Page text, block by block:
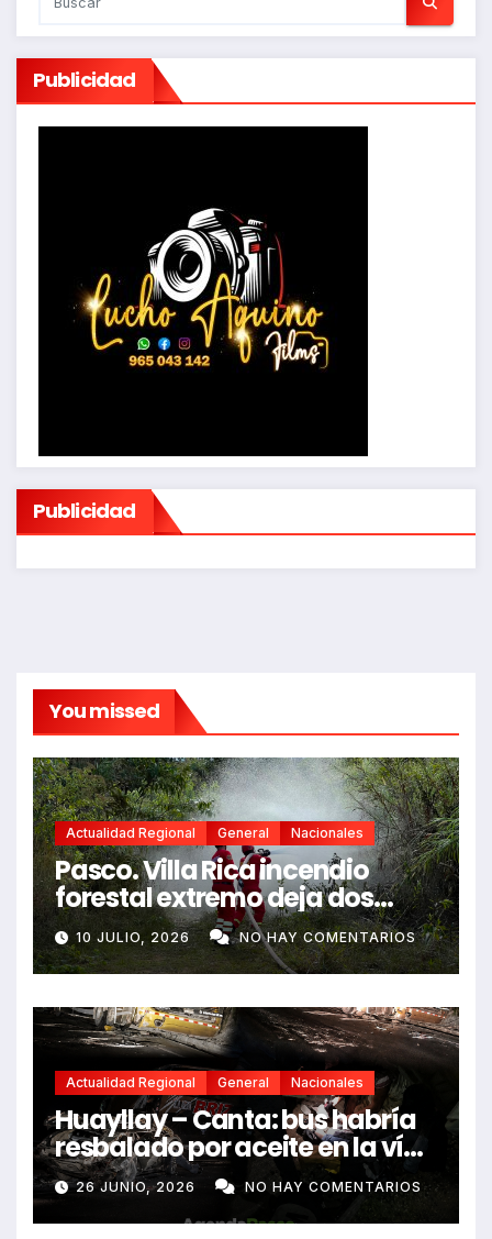
Publicidad
Publicidad
You missed
Actualidad Regional General Nacionales
Pasco. Villa Rica incendio
forestal extremo deja dos
fallecidos y heridos
10 JULIO, 2026 NO HAY COMENTARIOS
Actualidad Regional General Nacionales
Huayllay – Canta: bus habría
resbalado por aceite en la vía
e impactó auto siniestrado
dejando dos fallecidos
26 JUNIO, 2026 NO HAY COMENTARIOS